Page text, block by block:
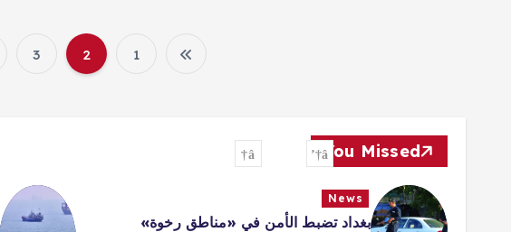
ت
1
2
3
You Missed
News
بغداد تضبط الأمن في «مناطق رخوة»